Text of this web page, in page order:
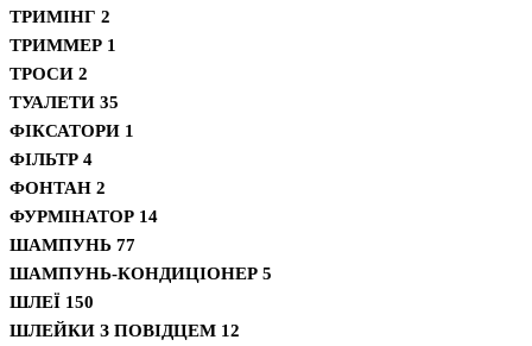
ТРИМІНГ 2
ТРИММЕР 1
ТРОСИ 2
ТУАЛЕТИ 35
ФІКСАТОРИ 1
ФІЛЬТР 4
ФОНТАН 2
ФУРМІНАТОР 14
ШАМПУНЬ 77
ШАМПУНЬ-КОНДИЦІОНЕР 5
ШЛЕЇ 150
ШЛЕЙКИ З ПОВІДЦЕМ 12